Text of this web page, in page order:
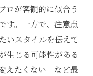
ロが客観的に似合う
す。一方で、注意点
いスタイルを伝えて
生じる可能性がある
えたくない」など最